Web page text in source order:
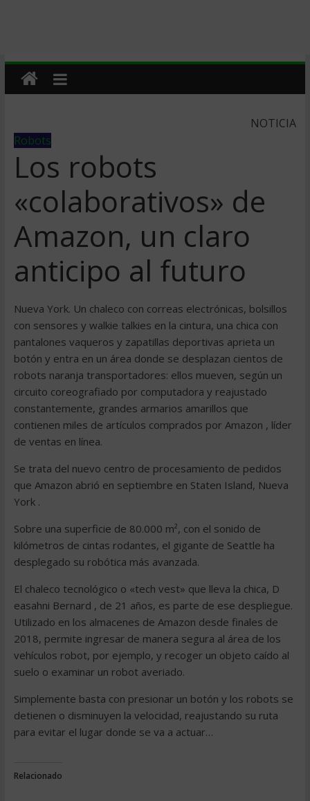
NOTICIA
Robots
Los robots
«colaborativos» de
Amazon, un claro
anticipo al futuro
Nueva York. Un chaleco con correas electrónicas, bolsillos
con sensores y walkie talkies en la cintura, una chica con
pantalones vaqueros y zapatillas deportivas aprieta un
botón y entra en un área donde se desplazan cientos de
robots naranja transportadores: ellos mueven, según un
circuito coreografiado por computadora y reajustado
constantemente, grandes armarios amarillos que
contienen miles de artículos comprados por Amazon , líder
de ventas en línea.
Se trata del nuevo centro de procesamiento de pedidos
que Amazon abrió en septiembre en Staten Island, Nueva
York .
Sobre una superficie de 80.000 m², con el sonido de
kilómetros de cintas rodantes, el gigante de Seattle ha
desplegado su robótica más avanzada.
El chaleco tecnológico o «tech vest» que lleva la chica, D
easahni Bernard , de 21 años, es parte de ese despliegue.
Utilizado en los almacenes de Amazon desde finales de
2018, permite ingresar de manera segura al área de los
vehículos robot, por ejemplo, y recoger un objeto caído al
suelo o examinar un robot averiado.
Simplemente basta con presionar un botón y los robots se
detienen o disminuyen la velocidad, reajustando su ruta
para evitar el lugar donde se va a actuar…
Relacionado